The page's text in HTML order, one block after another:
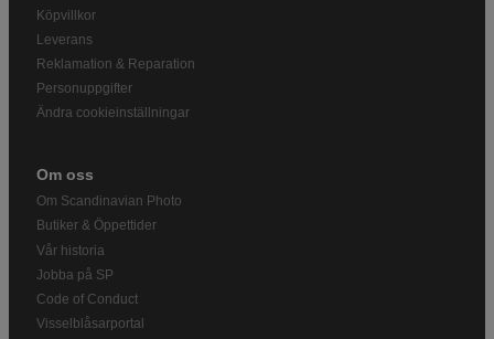
Köpvillkor
Leverans
Reklamation & Reparation
Personuppgifter
Ändra cookieinställningar
Om oss
Om Scandinavian Photo
Butiker & Öppettider
Vår historia
Jobba på SP
Code of Conduct
Visselblåsarportal